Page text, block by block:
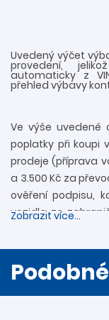
Uvedený výčet
provedení,
automaticky z
přehled výbavy
Ve výše uvedené
poplatky při koupi
prodeje (příprava
a 3.500 Kč za
ověření podpisu,
vozidla ze
prostřednictvím
provozovně.
(nabídky) ve
Občanského
Zobrazit více...